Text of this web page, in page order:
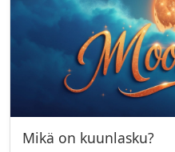
Mikä on kuunlasku?